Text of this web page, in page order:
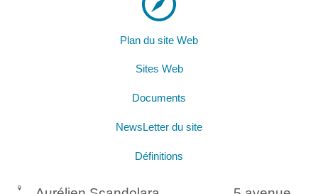
Plan du site Web
Sites Web
Documents
NewsLetter du site
Définitions